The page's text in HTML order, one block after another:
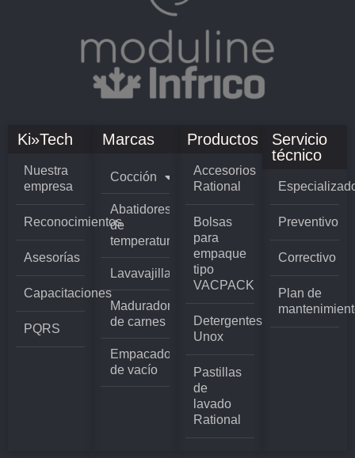
Ki»Tech
Nuestra
empresa
Reconocimientos
Asesorías
Capacitaciones
PQRS
Marcas
Cocción
Abatidores
de
temperatura
Lavavajillas
Madurador
de carnes
Empacadoras
de vacío
Productos
Accesorios
Rational
Bolsas
para
empaque
tipo
VACPACK
Detergentes
Unox
Pastillas
de
lavado
Rational
Servicio
técnico
Preventivo
Correctivo
Plan de